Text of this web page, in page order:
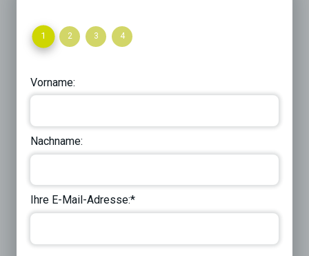
1 2 3 4
Vorname:
Nachname:
Ihre E-Mail-Adresse:*